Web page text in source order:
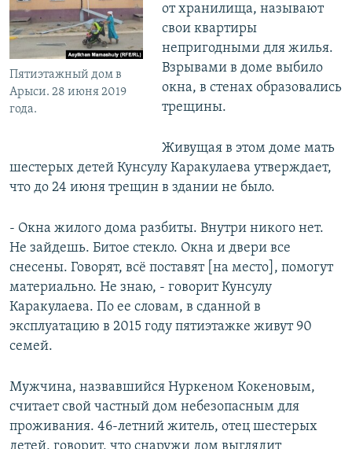
Пятиэтажный дом в
Арыси. 28 июня 2019
года.
от хранилища, называют
свои квартиры
непригодными для жилья.
Взрывами в доме выбило
окна, в стенах образовались
трещины.
Живущая в этом доме мать
шестерых детей Кунсулу Каракулаева утверждает,
что до 24 июня трещин в здании не было.
- Окна жилого дома разбиты. Внутри никого нет.
Не зайдешь. Битое стекло. Окна и двери все
снесены. Говорят, всё поставят [на место], помогут
материально. Не знаю, - говорит Кунсулу
Каракулаева. По ее словам, в сданной в
эксплуатацию в 2015 году пятиэтажке живут 90
семей.
Мужчина, назвавшийся Нуркеном Кокеновым,
считает свой частный дом небезопасным для
проживания. 46-летний житель, отец шестерых